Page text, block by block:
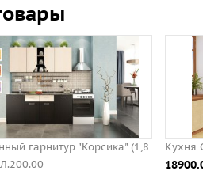
(1,8
Кухня САКУРА-2, правая -